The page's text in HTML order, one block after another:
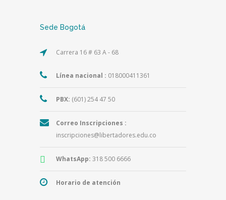
Sede Bogotá
Carrera 16 # 63 A - 68
Línea nacional : 018000411361
PBX: (601) 254 47 50
Correo Inscripciones :
inscripciones@libertadores.edu.co
WhatsApp: 318 500 6666
Horario de atención